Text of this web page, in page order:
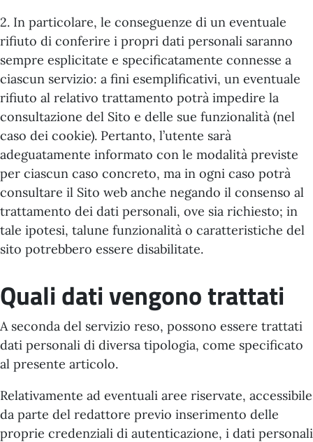
2. In particolare, le conseguenze di un eventuale
rifiuto di conferire i propri dati personali saranno
sempre esplicitate e specificatamente connesse a
ciascun servizio: a fini esemplificativi, un eventuale
rifiuto al relativo trattamento potrà impedire la
consultazione del Sito e delle sue funzionalità (nel
caso dei cookie). Pertanto, l’utente sarà
adeguatamente informato con le modalità previste
per ciascun caso concreto, ma in ogni caso potrà
consultare il Sito web anche negando il consenso al
trattamento dei dati personali, ove sia richiesto; in
tale ipotesi, talune funzionalità o caratteristiche del
sito potrebbero essere disabilitate.
Quali dati vengono trattati
A seconda del servizio reso, possono essere trattati
dati personali di diversa tipologia, come specificato
al presente articolo.
Relativamente ad eventuali aree riservate, accessibile
da parte del redattore previo inserimento delle
proprie credenziali di autenticazione, i dati personali